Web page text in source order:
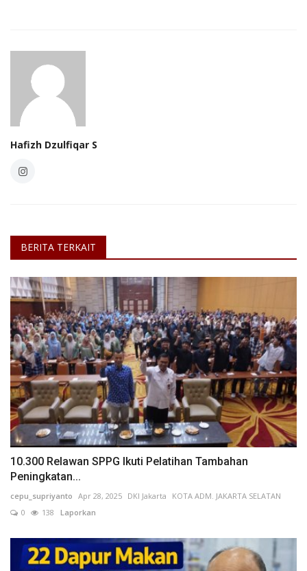
Hafizh Dzulfiqar S
BERITA TERKAIT
10.300 Relawan SPPG Ikuti Pelatihan Tambahan
Peningkatan...
cepu_supriyanto Apr 28, 2025 DKI Jakarta
KOTA ADM. JAKARTA SELATAN
0
138 Laporkan